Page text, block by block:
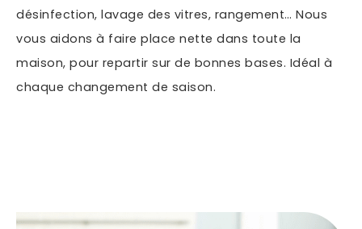
désinfection, lavage des vitres, rangement… Nous
vous aidons à faire place nette dans toute la
maison, pour repartir sur de bonnes bases. Idéal à
chaque changement de saison.
En soumettant ce formulaire, j'accepte que les
informations saisies soient exploitées dans le cadre
de ma demande.*